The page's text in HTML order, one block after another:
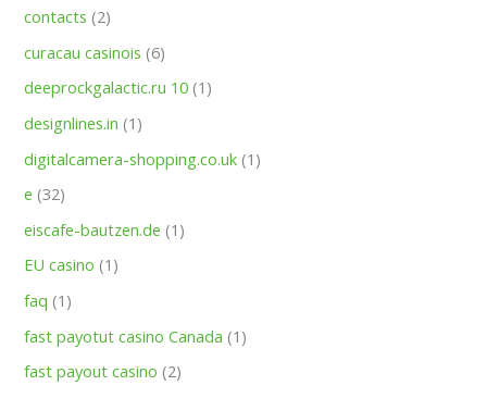
contacts (2)
curacau casinois (6)
deeprockgalactic.ru 10 (1)
designlines.in (1)
digitalcamera-shopping.co.uk (1)
e (32)
eiscafe-bautzen.de (1)
EU casino (1)
faq (1)
fast payotut casino Canada (1)
fast payout casino (2)